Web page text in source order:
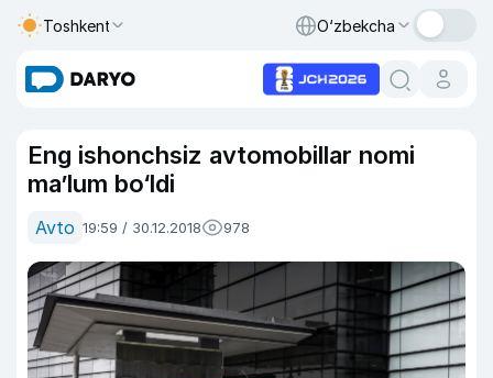
Toshkent O‘zbekcha
Eng ishonchsiz avtomobillar nomi
ma’lum bo‘ldi
Avto 19:59 / 30.12.2018 978